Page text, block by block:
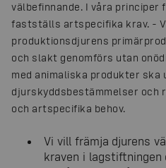
välbefinnande. I våra principer
fastställs artspecifika krav. -
produktionsdjurens
och slakt genomförs utan
med animaliska produkter
djurskyddsbestämmelser och
och artspecifika behov.
Vi vill främja djurens
kraven i lagstiftningen